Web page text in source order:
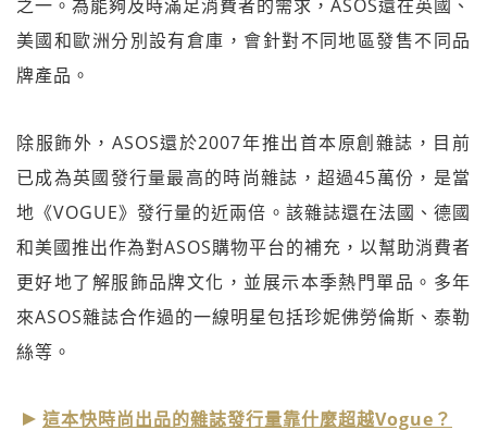
之一。為能夠及時滿足消費者的需求，ASOS還在英國、
美國和歐洲分別設有倉庫，會針對不同地區發售不同品
牌產品。
除服飾外，ASOS還於2007年推出首本原創雜誌，目前
已成為英國發行量最高的時尚雜誌，超過45萬份，是當
地《VOGUE》發行量的近兩倍。該雜誌還在法國、德國
和美國推出作為對ASOS購物平台的補充，以幫助消費者
更好地了解服飾品牌文化，並展示本季熱門單品。多年
來ASOS雜誌合作過的一線明星包括珍妮佛勞倫斯、泰勒
絲等。
這本快時尚出品的雜誌發行量靠什麼超越Vogue？